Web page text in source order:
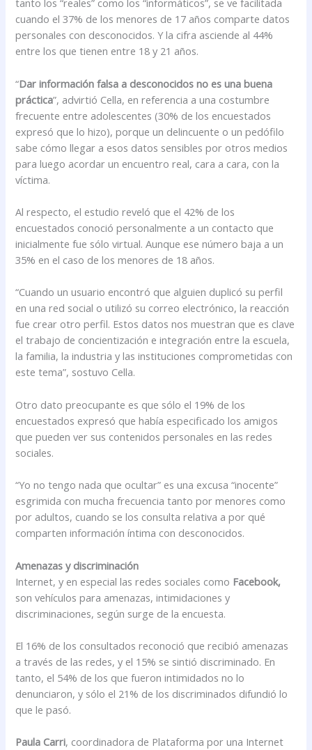
tanto los “reales” como los “informáticos”, se ve facilitada
cuando el 37% de los menores de 17 años comparte datos
personales con desconocidos. Y la cifra asciende al 44%
entre los que tienen entre 18 y 21 años.
“Dar información falsa a desconocidos no es una buena
práctica”, advirtió Cella, en referencia a una costumbre
frecuente entre adolescentes (30% de los encuestados
expresó que lo hizo), porque un delincuente o un pedófilo
sabe cómo llegar a esos datos sensibles por otros medios
para luego acordar un encuentro real, cara a cara, con la
víctima.
Al respecto, el estudio reveló que el 42% de los
encuestados conoció personalmente a un contacto que
inicialmente fue sólo virtual. Aunque ese número baja a un
35% en el caso de los menores de 18 años.
“Cuando un usuario encontró que alguien duplicó su perfil
en una red social o utilizó su correo electrónico, la reacción
fue crear otro perfil. Estos datos nos muestran que es clave
el trabajo de concientización e integración entre la escuela,
la familia, la industria y las instituciones comprometidas con
este tema”, sostuvo Cella.
Otro dato preocupante es que sólo el 19% de los
encuestados expresó que había especificado los amigos
que pueden ver sus contenidos personales en las redes
sociales.
“Yo no tengo nada que ocultar” es una excusa “inocente”
esgrimida con mucha frecuencia tanto por menores como
por adultos, cuando se los consulta relativa a por qué
comparten información íntima con desconocidos.
Amenazas y discriminación
Internet, y en especial las redes sociales como Facebook,
son vehículos para amenazas, intimidaciones y
discriminaciones, según surge de la encuesta.
El 16% de los consultados reconoció que recibió amenazas
a través de las redes, y el 15% se sintió discriminado. En
tanto, el 54% de los que fueron intimidados no lo
denunciaron, y sólo el 21% de los discriminados difundió lo
que le pasó.
Paula Carri, coordinadora de Plataforma por una Internet